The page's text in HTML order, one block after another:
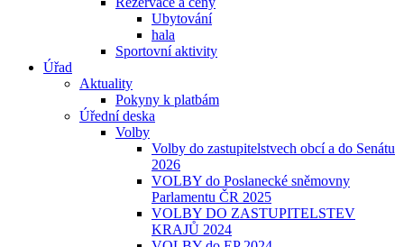
Ubytování
hala
Sportovní aktivity
Úřad
Aktuality
Pokyny k platbám
Úřední deska
Volby
Volby do zastupitelstvech obcí a do Senátu
2026
VOLBY do Poslanecké sněmovny
Parlamentu ČR 2025
VOLBY DO ZASTUPITELSTEV
KRAJŮ 2024